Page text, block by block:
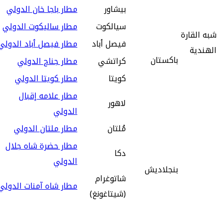
شبه القارة
الهندية
باكستان
بيشاور
مطار باجا خان الدولي
سيالكوت
مطار ساليكوت الدولي
فيصل أباد
مطار فيصل أباد
كراتشي
مطار جناح الدولي
كويتا
مطار كويتا الدولي
لاهور
مطار علامه إقبال
الدولي
مُلتان
مطار ملتان الدولي
بنجلاديش
دكا
مطار حضرة شاه جلال
الدولي
شاتوغرام
(شيتاغونغ)
مطار شاه آمنات